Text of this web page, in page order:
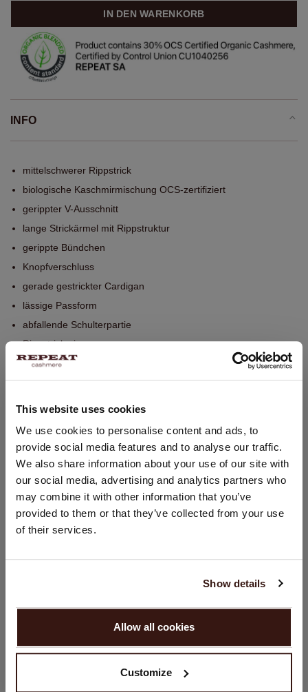
This website uses cookies
We use cookies to personalise content and ads, to
provide social media features and to analyse our traffic.
We also share information about your use of our site with
our social media, advertising and analytics partners who
may combine it with other information that you’ve
provided to them or that they’ve collected from your use
of their services.
Show details
Allow all cookies
Customize
IN DEN WARENKORB
INFO
mittelschwerer Rippstrick
biologische Kaschmirmischung OCS-zertifiziert
gerippter V-Ausschnitt
lange Strickärmel mit Rippstruktur
gerippte Bündchen
Knopfverschluss
gerade gestrickter Cardigan
lässige Passform
abfallende Schulterpartie
Rippstrickmix
Handwäsche, chemische Reinigung möglich
70% Wolle / 30% Bio-Kaschmir (OCS-zertifiziert)
GRÖSSE & SCHNITT
PFLEGEHINWEISE
VERSAND & RÜCKGABE
DAS KÖNNTE IHNEN AUCH GEFALLEN
STANDORT ÄNDERN
Sie besuchen Repeat cashmere von Deutschland (€) aus.
Möchten Sie Ihre Standort aktualisieren?
Vereinigte Staaten ($)
WEITER